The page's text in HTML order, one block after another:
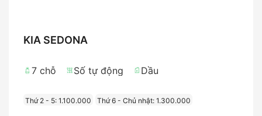
KIA SEDONA
7 chỗ Số tự động Dầu
Thứ 2 - 5: 1.100.000 Thứ 6 - Chủ nhật: 1.300.000